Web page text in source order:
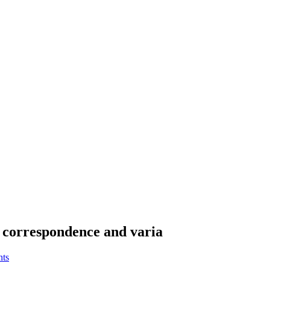
and varia